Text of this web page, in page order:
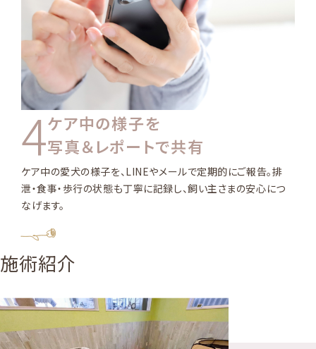
4ケア中の様子を
写真＆レポートで共有
ケア中の愛犬の様子を、LINEやメールで定期的にご報告。排
泄・食事・歩行の状態も丁寧に記録し、飼い主さまの安心につ
なげます。
施術紹介